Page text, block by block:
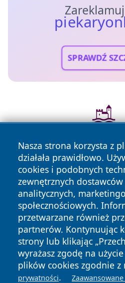
SPRAWDŹ
Nasza strona korzysta z
działała prawidłowo.
cookies i podobnych
zewnętrznych dostawców
analitycznych,
społecznościowych.
przetwarzane również
partnerów. Kontynuując
strony lub klikając
wyrażasz zgodę na
plików cookies zgodnie z
prywatności.
Copyright © 2026 piekaryonline.pl
zastrzeżone.
News Autorzy
Polityka